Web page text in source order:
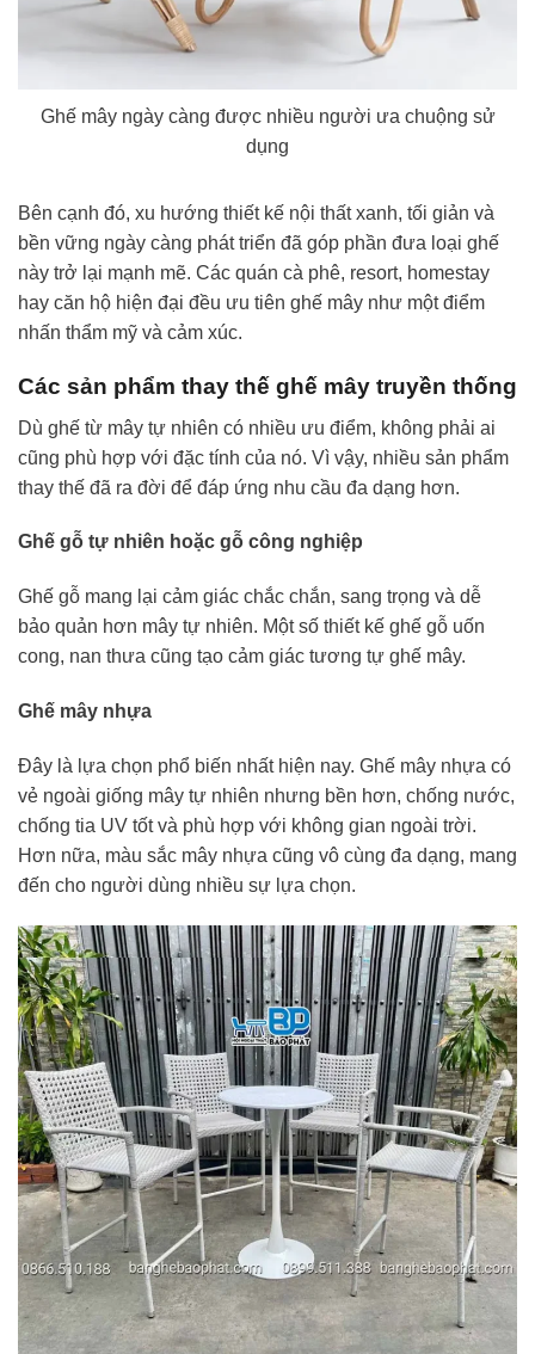
Ghế mây ngày càng được nhiều người ưa chuộng sử
dụng
Bên cạnh đó, xu hướng thiết kế nội thất xanh, tối giản và
bền vững ngày càng phát triển đã góp phần đưa loại ghế
này trở lại mạnh mẽ. Các quán cà phê, resort, homestay
hay căn hộ hiện đại đều ưu tiên ghế mây như một điểm
nhấn thẩm mỹ và cảm xúc.
Các sản phẩm thay thế ghế mây truyền thống
Dù ghế từ mây tự nhiên có nhiều ưu điểm, không phải ai
cũng phù hợp với đặc tính của nó. Vì vậy, nhiều sản phẩm
thay thế đã ra đời để đáp ứng nhu cầu đa dạng hơn.
Ghế gỗ tự nhiên hoặc gỗ công nghiệp
Ghế gỗ mang lại cảm giác chắc chắn, sang trọng và dễ
bảo quản hơn mây tự nhiên. Một số thiết kế ghế gỗ uốn
cong, nan thưa cũng tạo cảm giác tương tự ghế mây.
Ghế mây nhựa
Đây là lựa chọn phổ biến nhất hiện nay. Ghế mây nhựa có
vẻ ngoài giống mây tự nhiên nhưng bền hơn, chống nước,
chống tia UV tốt và phù hợp với không gian ngoài trời.
Hơn nữa, màu sắc mây nhựa cũng vô cùng đa dạng, mang
đến cho người dùng nhiều sự lựa chọn.